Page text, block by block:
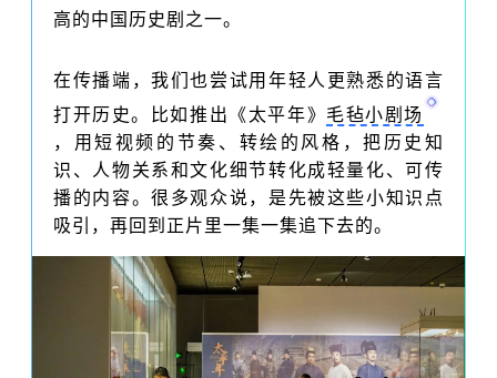
高的中国历史剧之一。
在传播端，我们也尝试用年轻人更熟悉的语言
打开历史。比如推出《太平年》 毛毡小剧场
，用短视频的节奏、转绘的风格，把历史知
识、人物关系和文化细节转化成轻量化、可传
播的内容。很多观众说，是先被这些小知识点
吸引，再回到正片里一集一集追下去的。